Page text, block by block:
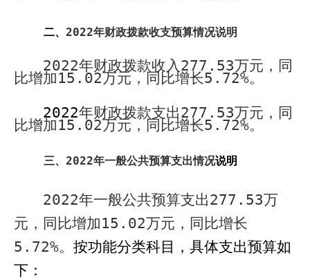
二、 2022年财政拨款收支预算情况说明
2022年财政拨款收入277.53万元，同
比增加15.02万元，同比增长5.72%。
2022年财政拨款支出277.53万元， 同
比增加15.02万元，同比增长5.72%。
三、 2022年一般公共预算支出情况说明
2022年一般公共预算支出277.53万
元，同比增加15.02万元，同比增长
5.72%。 按功能分类科目， 具体支出预算如
下：